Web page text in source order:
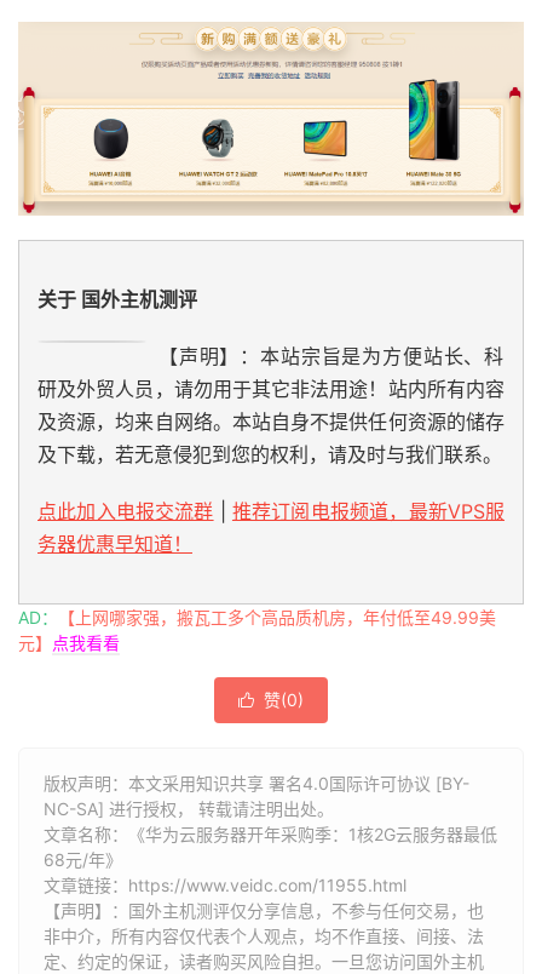
关于 国外主机测评
【声明】：本站宗旨是为方便站长、科
研及外贸人员，请勿用于其它非法用途！站内所有内容
及资源，均来自网络。本站自身不提供任何资源的储存
及下载，若无意侵犯到您的权利，请及时与我们联系。
点此加入电报交流群
推荐订阅电报频道，最新VPS服
务器优惠早知道！
AD：
【上网哪家强，搬瓦工多个高品质机房，年付低至49.99美
元】
点我看看
 赞(0)
版权声明：本文采用知识共享 署名4.0国际许可协议 [BY-
NC-SA] 进行授权， 转载请注明出处。
文章名称：《华为云服务器开年采购季：1核2G云服务器最低
68元/年》
文章链接： https://www.veidc.com/11955.html
【声明】：国外主机测评仅分享信息，不参与任何交易，也
非中介，所有内容仅代表个人观点，均不作直接、间接、法
定、约定的保证，读者购买风险自担。一旦您访问国外主机